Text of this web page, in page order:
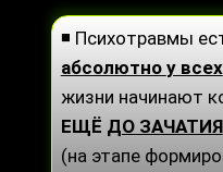
◾ Психотравмы
абсолютно у всех
жизни начинают
ЕЩЁ ДО ЗАЧАТИЯ
(на этапе